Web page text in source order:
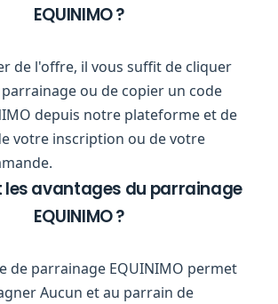
EQUINIMO ?
de l'offre, il vous suffit de cliquer
ou de copier un code
depuis notre plateforme et de
votre inscription ou de votre
les avantages du parrainage
EQUINIMO ?
de parrainage EQUINIMO permet
Aucun et au parrain de